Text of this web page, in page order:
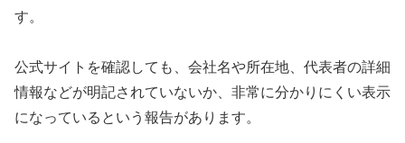
す。
公式サイトを確認しても、会社名や所在地、代表者の詳細
情報などが明記されていないか、非常に分かりにくい表示
になっているという報告があります。